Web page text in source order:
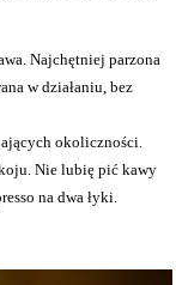
Najchętniej parzona
w działaniu, bez
okoliczności.
Nie lubię pić kawy
na dwa łyki.